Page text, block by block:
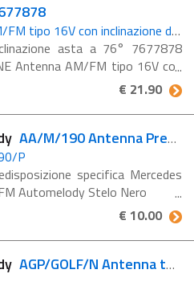
Antenna AM/FM tipo 16V con inclinazione dell'asta di 76°
asta a 76° 7677878
Antenna AM/FM tipo 16V con
dell'asta di 76°. APPLICAZIONI
Seat Volvo Volkswagen
ref. ...
€ 21.90
AA/M/190 Antenna Predisposizione
P
specifica Mercedes
Automelody Stelo Nero
€ 10.00
AGP/GOLF/N Antenna telescopica